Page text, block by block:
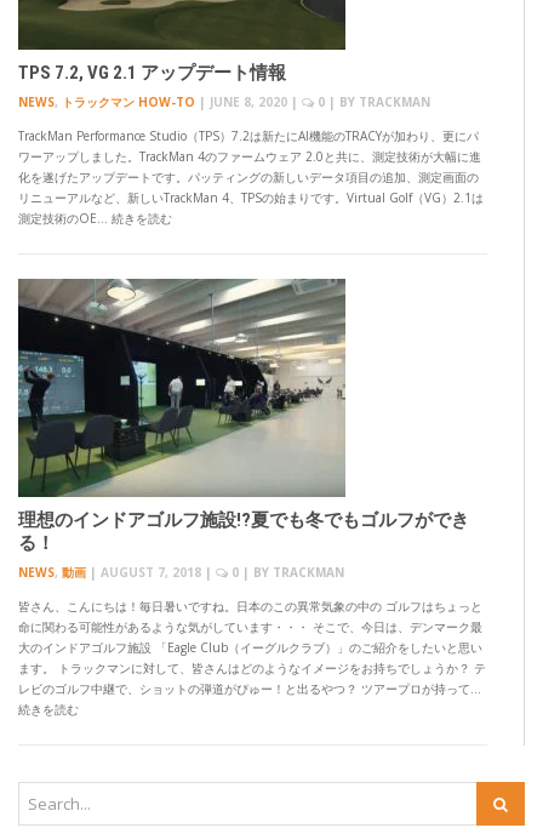
TPS 7.2, VG 2.1 アップデート情報
NEWS, トラックマン HOW-TO | JUNE 8, 2020 | 0 | BY TRACKMAN
TrackMan Performance Studio（TPS）7.2は新たにAI機能のTRACYが加わり、更にパ
ワーアップしました。TrackMan 4のファームウェア 2.0と共に、測定技術が大幅に進
化を遂げたアップデートです。パッティングの新しいデータ項目の追加、測定画面の
リニューアルなど、新しいTrackMan 4、TPSの始まりです。Virtual Golf（VG）2.1は
測定技術のOE… 続きを読む
理想のインドアゴルフ施設!?夏でも冬でもゴルフができ
る！
NEWS, 動画 | AUGUST 7, 2018 | 0 | BY TRACKMAN
皆さん、こんにちは！毎日暑いですね。日本のこの異常気象の中の ゴルフはちょっと
命に関わる可能性があるような気がしています・・・ そこで、今日は、デンマーク最
大のインドアゴルフ施設 「Eagle Club（イーグルクラブ）」のご紹介をしたいと思い
ます。 トラックマンに対して、皆さんはどのようなイメージをお持ちでしょうか？ テ
レビのゴルフ中継で、ショットの弾道がぴゅー！と出るやつ？ ツアープロが持って…
続きを読む